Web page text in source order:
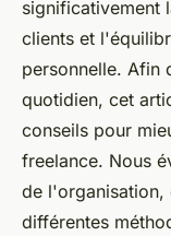
significativement
clients et
personnelle. Afin
quotidien, cet
conseils pour
freelance. Nous
de l'organisation,
différentes